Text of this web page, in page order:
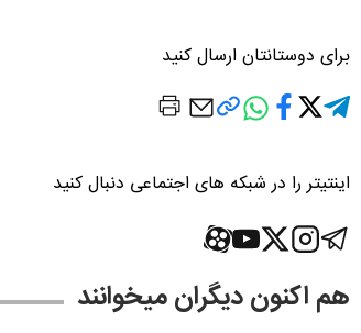
برای دوستانتان ارسال کنید
اینتیتر را در شبکه های اجتماعی دنبال کنید
هم اکنون دیگران میخوانند